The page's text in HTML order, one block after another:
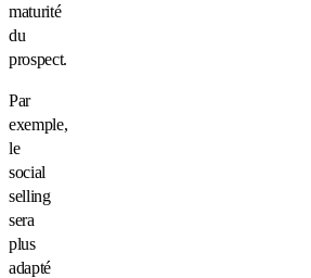
maturité
du
prospect.
Par
exemple,
le
social
selling
sera
plus
adapté